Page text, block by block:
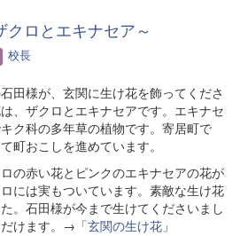
ロとエキナセア～
校長
田様が、玄関に生け花を飾ってくださ
、ザクロとエキナセアです。エキナセ
ク科の多年草の植物です。寄居町で
町おこしを進めています。
の赤い花とピンクのエキナセアの花が
には実もついています。素敵な生け花
。石田様が今まで生けてくださいまし
けます。→「玄関の生け花 」